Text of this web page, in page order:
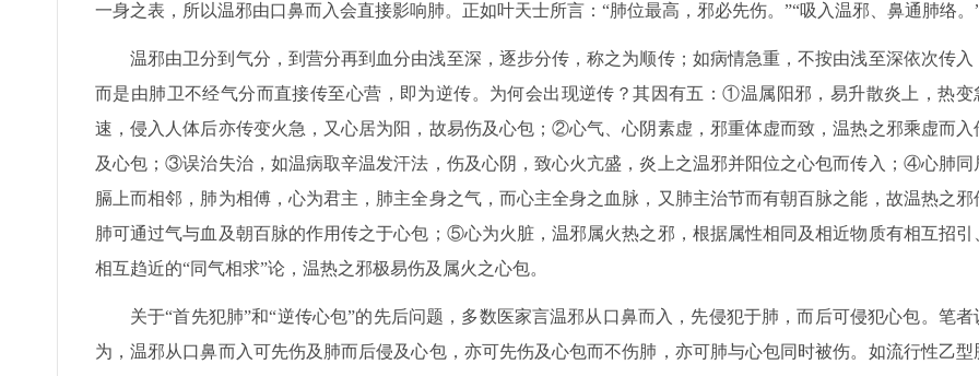
一身之表，所以温邪由口鼻而入会直接影响肺。正如叶天士所言：“肺位最高，邪必先伤。”“吸入温邪、鼻通肺络。
温邪由卫分到气分，到营分再到血分由浅至深，逐步分传，称之为顺传；如病情急重，不按由浅至深依次传入
而是由肺卫不经气分而直接传至心营，即为逆传。为何会出现逆传？其因有五：①温属阳邪，易升散炎上，热变
速，侵入人体后亦传变火急，又心居为阳，故易伤及心包；②心气、心阴素虚，邪重体虚而致，温热之邪乘虚而入
及心包；③误治失治，如温病取辛温发汗法，伤及心阴，致心火亢盛，炎上之温邪并阳位之心包而传入；④心肺同
膈上而相邻，肺为相傅，心为君主，肺主全身之气，而心主全身之血脉，又肺主治节而有朝百脉之能，故温热之邪
肺可通过气与血及朝百脉的作用传之于心包；⑤心为火脏，温邪属火热之邪，根据属性相同及相近物质有相互招引
相互趋近的“同气相求”论，温热之邪极易伤及属火之心包。
关于“首先犯肺”和“逆传心包”的先后问题，多数医家言温邪从口鼻而入，先侵犯于肺，而后可侵犯心包。笔者
为，温邪从口鼻而入可先伤及肺而后侵及心包，亦可先伤及心包而不伤肺，亦可肺与心包同时被伤。如流行性乙型